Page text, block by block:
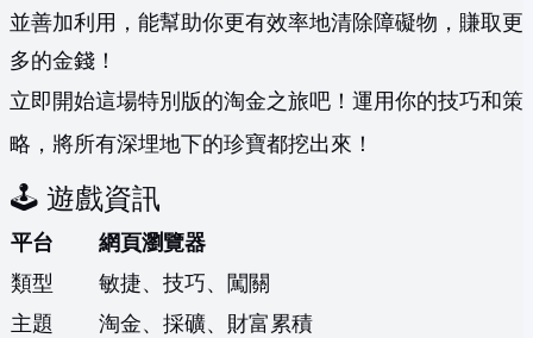
並善加利用，能幫助你更有效率地清除障礙物，賺取更
多的金錢！
立即開始這場特別版的淘金之旅吧！運用你的技巧和策
略，將所有深埋地下的珍寶都挖出來！
🕹️ 遊戲資訊
平台
網頁瀏覽器
類型
敏捷、技巧、闖關
主題
淘金、採礦、財富累積